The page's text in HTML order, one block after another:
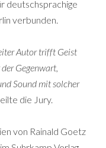
deutschsprachige
verbunden.
Autor trifft Geist
Gegenwart,
Sound mit solcher
die Jury.
von Rainald Goetz